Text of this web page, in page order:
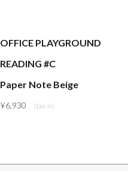
OFFICE PLAYGROUND
READING #C
Paper Note Beige
¥6,930